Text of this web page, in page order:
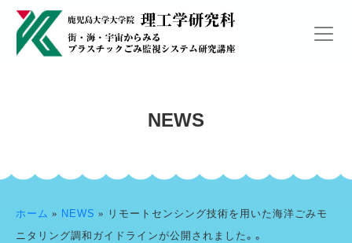
NEWS
ホーム » NEWS » リモートセンシング技術を用いた海洋ごみモ
ニタリング調和ガイドラインが公開されました。。